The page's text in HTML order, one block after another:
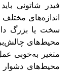
فیدر شاتونی
اندازه‌های
سخت یا بزرگ
محیط‌های
متغیر به‌خوبی
محیط‌های دشوار